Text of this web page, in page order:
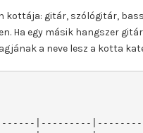
kottája: gitár, szólógitár,
Ha egy másik hangszer
a neve lesz a kotta